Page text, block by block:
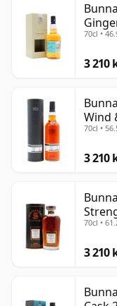
70cl •
3 210
Wind
70cl •
3 210
70cl •
3 210